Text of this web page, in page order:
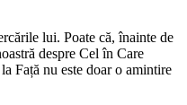
lui. Poate că, înainte de
despre Cel în Care
Față nu este doar o amintire